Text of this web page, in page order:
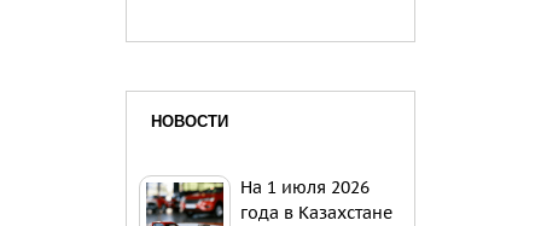
НОВОСТИ
На 1 июля 2026
года в Казахстане